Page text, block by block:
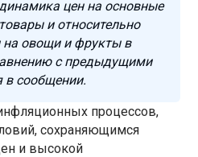
цен на основные
и относительно
на овощи и фрукты в
с предыдущими
в сообщении.
процессов,
сохраняющимся
и высокой